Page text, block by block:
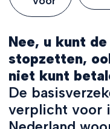
Nee, u kunt
stopzetten,
niet kunt
De
verplicht voor